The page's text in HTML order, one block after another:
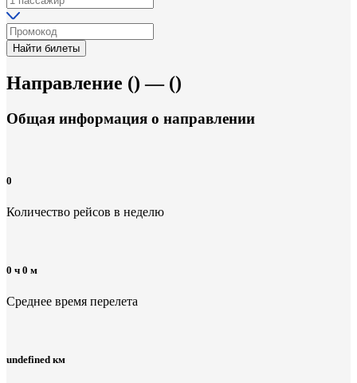
Найти билеты
Направление () — ()
Общая информация о направлении
0
Количество рейсов в неделю
0 ч 0 м
Среднее время перелета
undefined км